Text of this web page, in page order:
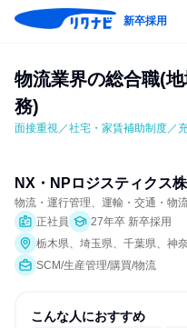
新卒採用
物流業界の総合職(
務)
面接重視／社宅・家賃補助制度／
NX・NPロジスティクス
物流・運行管理、運輸・交通・物
正社員
27年卒 新卒採用
栃木県、埼玉県、千葉県、神
SCM/生産管理/購買/物流
こんな人におすすめ